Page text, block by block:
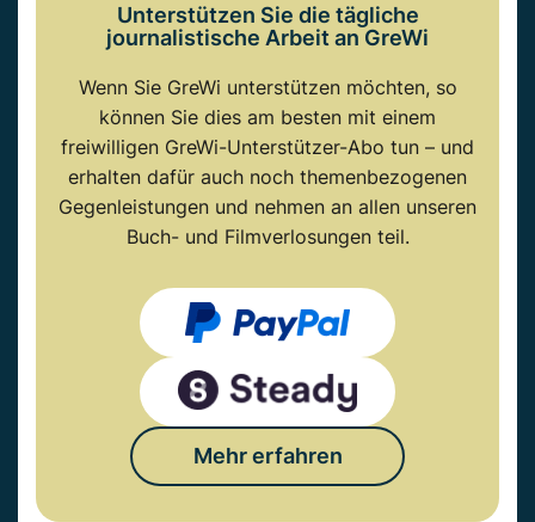
Unterstützen Sie die tägliche
journalistische Arbeit an GreWi
Wenn Sie GreWi unterstützen möchten, so
können Sie dies am besten mit einem
freiwilligen GreWi-Unterstützer-Abo tun – und
erhalten dafür auch noch themenbezogenen
Gegenleistungen und nehmen an allen unseren
Buch- und Filmverlosungen teil.
Mehr erfahren